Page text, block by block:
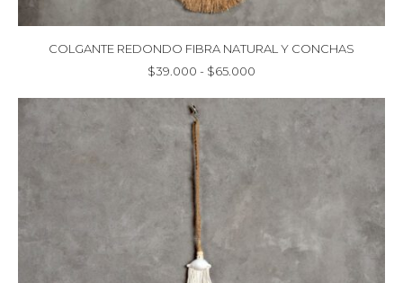
COLGANTE REDONDO FIBRA NATURAL Y CONCHAS
$39.000 - $65.000
$39.000